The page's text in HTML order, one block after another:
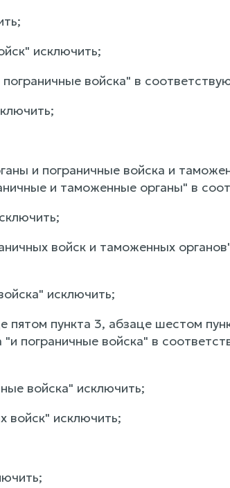
исключить;
пограничные войска" в
и пограничные войска и
и таможенные органы" в
войск и таможенных
исключить;
пятом пункта 3, абзаце шестом
пограничные войска" в
войска" исключить;
войск" исключить;